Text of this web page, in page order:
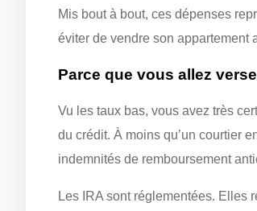
Mis bout à bout, ces dépenses
éviter de vendre son appartement
Parce que vous allez
Vu les taux bas, vous avez très
du crédit. À moins qu’un courtier
indemnités de remboursement
Les IRA sont réglementées. Elles